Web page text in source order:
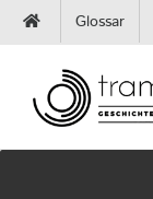
Zum
Inhalt
Glossar